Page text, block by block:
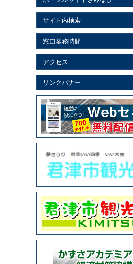
サイト内検索
窓口業務時間
アクセス
リンクバナー